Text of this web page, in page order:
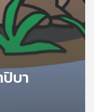
บา